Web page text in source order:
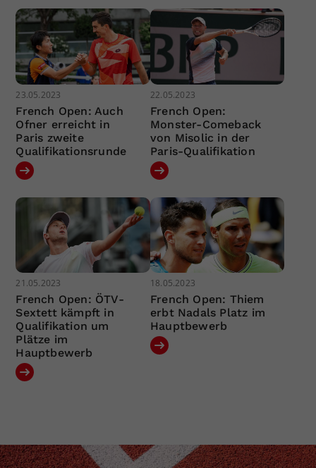
23.05.2023
French Open: Auch
Ofner erreicht in
Paris zweite
Qualifikationsrunde
22.05.2023
French Open:
Monster-Comeback
von Misolic in der
Paris-Qualifikation
21.05.2023
French Open: ÖTV-
Sextett kämpft in
Qualifikation um
Plätze im
Hauptbewerb
18.05.2023
French Open: Thiem
erbt Nadals Platz im
Hauptbewerb